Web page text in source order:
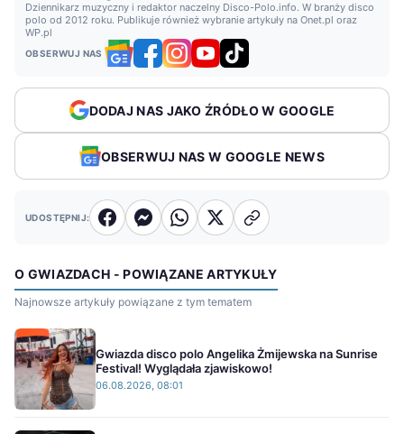
Dziennikarz muzyczny i redaktor naczelny Disco-Polo.info. W branży disco
polo od 2012 roku. Publikuje również wybranie artykuły na Onet.pl oraz
WP.pl
OBSERWUJ NAS
DODAJ NAS JAKO ŹRÓDŁO W GOOGLE
OBSERWUJ NAS W GOOGLE NEWS
UDOSTĘPNIJ:
O GWIAZDACH - POWIĄZANE ARTYKUŁY
Najnowsze artykuły powiązane z tym tematem
Gwiazda disco polo Angelika Żmijewska na Sunrise
Festival! Wyglądała zjawiskowo!
06.08.2026, 08:01